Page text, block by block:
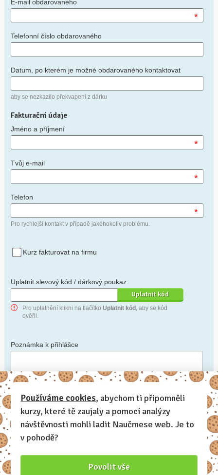
E-mail obdarovaného
*
Telefonní číslo obdarovaného
Datum, po kterém je možné obdarovaného kontaktovat
aby se nezkazilo překvapení z dárku
Fakturační údaje
Jméno a příjmení
*
Tvůj e-mail
*
Telefon
*
Pro rychlejší kontakt v případě jakéhokoliv problému.
Kurz fakturovat na firmu
Uplatnit slevový kód / dárkový poukaz
Pro uplatnění klikni na tlačítko Uplatnit kód , aby se kód
ověřil.
Poznámka k přihlášce
Chceš-li se na cokoli zeptat, nebo ke své přihlášce poznamenat.
Anonymní profil – odesláním přihlášky se automaticky
vytvoří tvůj profil na Naučmese. Zatrhni tuto volbu a profil
bude skrytý.
Chci dostávat Naučmese newsletter
Používáme cookies, abychom ti připomněli
kurzy, které tě zaujaly a pomocí analýzy
návštěvnosti mohli ladit Naučmese web. Je to
v pohodě?
Povolit vše